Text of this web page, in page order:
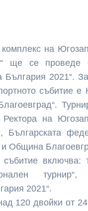
на
ще се проведе
България 2021“.
събитие е
на
Българската
и Община
включва:
турнир“,
2021“.
120 двойки от